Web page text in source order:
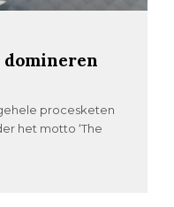
procesketen
het motto ‘The